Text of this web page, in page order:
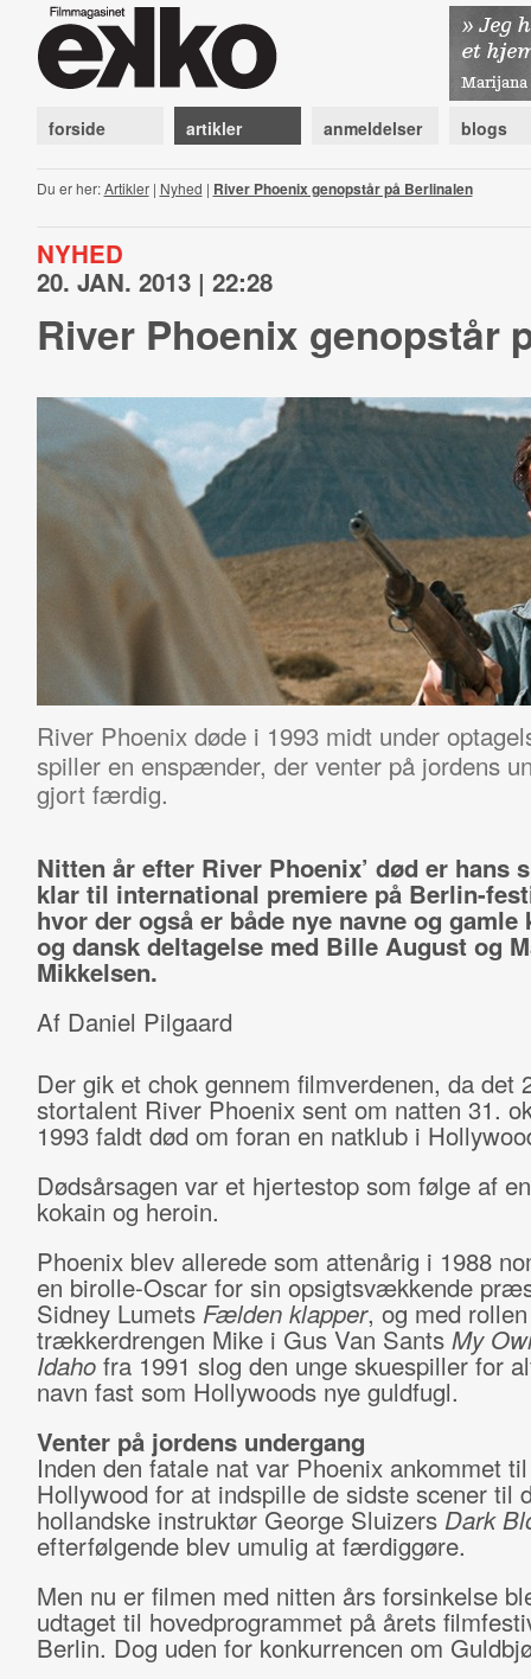
forside artikler anmeldelser blogs
Du er her:Artikler| Nyhed | River Phoenix genopstår på Berlinalen
NYHED
20. JAN. 2013 | 22:28
River Phoenix genopstår
River Phoenix døde i 1993 midt under
spiller en enspænder, der venter på jordens
gjort færdig.
Nitten år efter River Phoenix’ død er hans
klar til international premiere på Berlin-
hvor der også er både nye navne og gamle
og dansk deltagelse med Bille August og
Mikkelsen.
Af Daniel Pilgaard
Der gik et chok gennem filmverdenen, da det
stortalent River Phoenix sent om natten 31.
1993 faldt død om foran en natklub i
Dødsårsagen var et hjertestop som følge af
kokain og heroin.
Phoenix blev allerede som attenårig i 1988
en birolle-Oscar for sin opsigtsvækkende
Sidney Lumets Fælden klapper, og med
trækkerdrengen Mike i Gus Van Sants My
Idaho fra 1991 slog den unge skuespiller for
navn fast som Hollywoods nye guldfugl.
Venter på jordens undergang
Inden den fatale nat var Phoenix ankommet til
Hollywood for at indspille de sidste scener til
hollandske instruktør George Sluizers Dark
efterfølgende blev umulig at færdiggøre.
Men nu er filmen med nitten års forsinkelse
udtaget til hovedprogrammet på årets
Berlin. Dog uden for konkurrencen om